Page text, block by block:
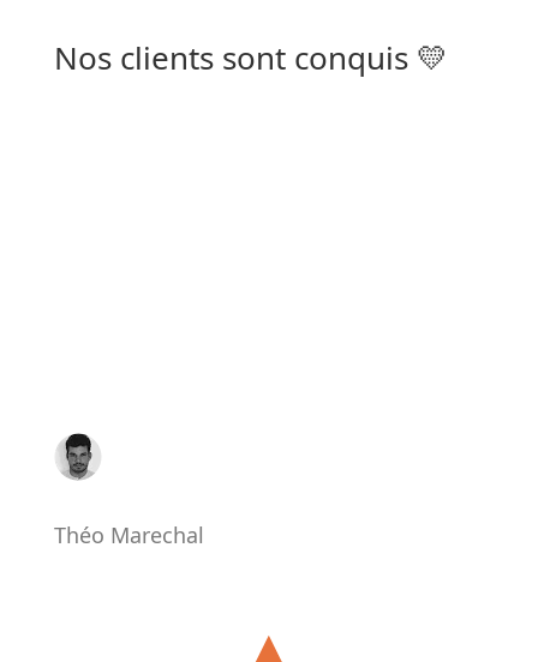
Nos clients sont conquis 💛
Théo Marechal